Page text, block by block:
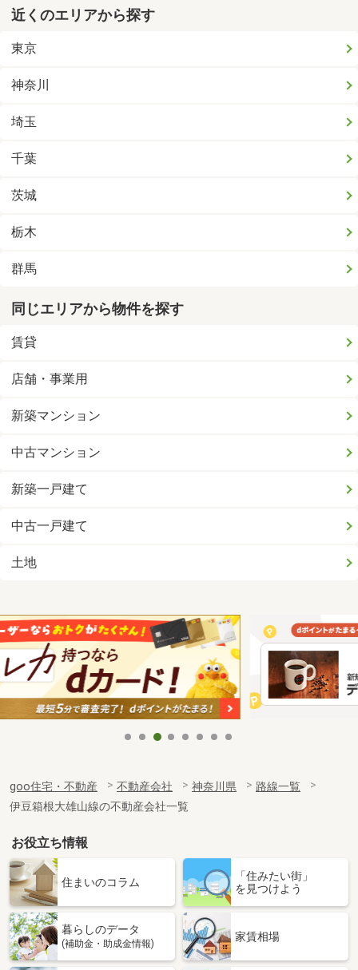
近くのエリアから探す
東京
神奈川
埼玉
千葉
茨城
栃木
群馬
同じエリアから物件を探す
賃貸
店舗・事業用
新築マンション
中古マンション
新築一戸建て
中古一戸建て
土地
goo住宅・不動産 不動産会社 神奈川県
路線一覧
伊豆箱根大雄山線の不動産会社一覧
お役立ち情報
住まいのコラム
「住みたい街」
を見つけよう
暮らしのデータ
(補助金・助成金情報)
家賃相場